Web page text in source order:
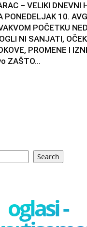
– VELIKI DNEVNI
PONEDELJAK 10.
POČETKU
NI SANJATI,
PROMENE I
ZAŠTO...
Search
oglasi -